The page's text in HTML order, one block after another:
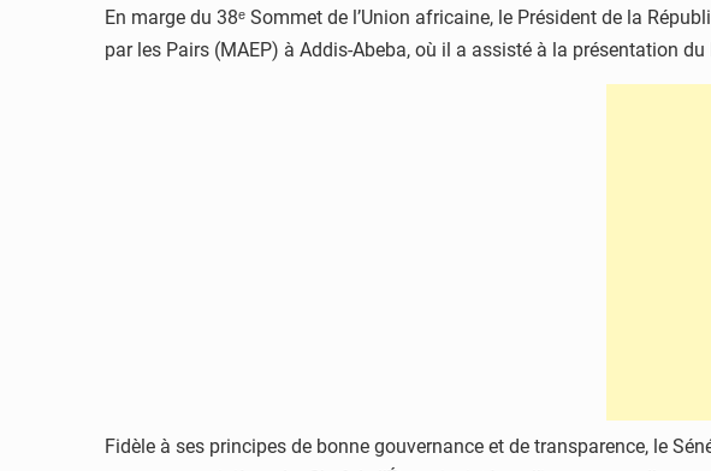
En marge du 38ᵉ Sommet de l’Union africaine, le Président de la
par les Pairs (MAEP) à Addis-Abeba, où il a assisté à la présentation
Fidèle à ses principes de bonne gouvernance et de transparence, le